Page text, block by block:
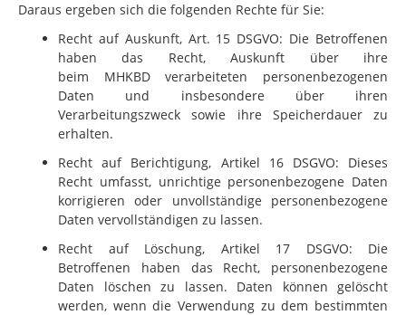
Daraus ergeben sich die folgenden Rechte für Sie:
Recht auf Auskunft, Art. 15 DSGVO: Die Betroffenen
haben das Recht, Auskunft über ihre
beim MHKBDverarbeiteten personenbezogenen
Daten und insbesondere über ihren
Verarbeitungszweck sowie ihre Speicherdauer zu
erhalten.
Recht auf Berichtigung, Artikel 16 DSGVO: Dieses
Recht umfasst, unrichtige personenbezogene Daten
korrigieren oder unvollständige personenbezogene
Daten vervollständigen zu lassen.
Recht auf Löschung, Artikel 17 DSGVO: Die
Betroffenen haben das Recht, personenbezogene
Daten löschen zu lassen. Daten können gelöscht
werden, wenn die Verwendung zu dem bestimmten